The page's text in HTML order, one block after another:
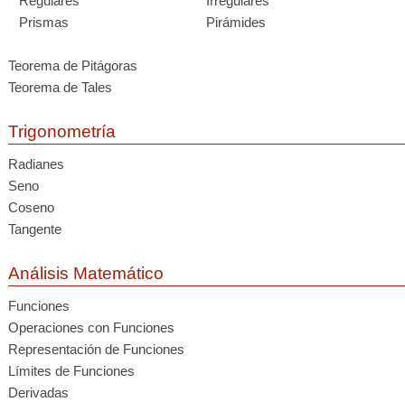
Prismas
Pirámides
Teorema de Pitágoras
Teorema de Tales
Trigonometría
Radianes
Seno
Coseno
Tangente
Análisis Matemático
Funciones
Operaciones con Funciones
Representación de Funciones
Límites de Funciones
Derivadas